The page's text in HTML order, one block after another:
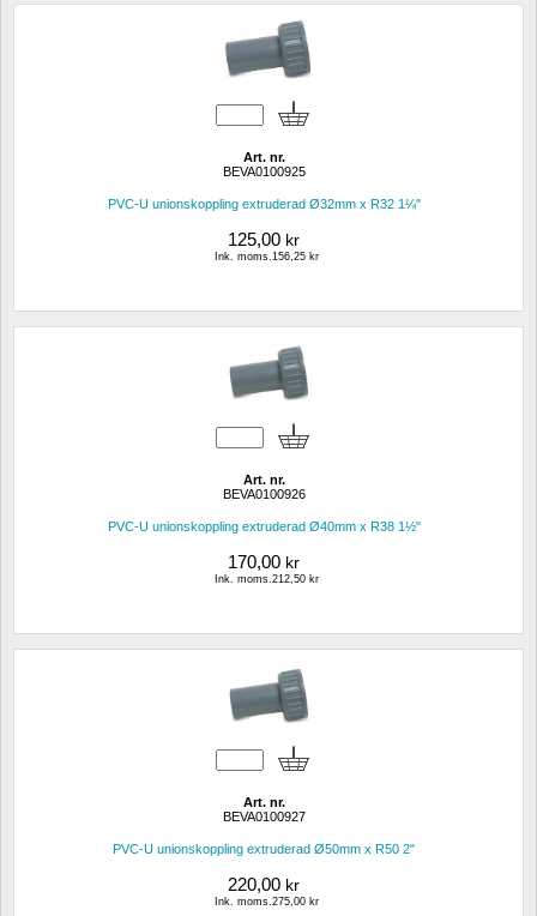
Art. nr.
BEVA0100925
PVC-U unionskoppling extruderad Ø32mm x R32 1¼"
125,00 kr
Ink. moms.156,25 kr
Art. nr.
BEVA0100926
PVC-U unionskoppling extruderad Ø40mm x R38 1½"
170,00 kr
Ink. moms.212,50 kr
Art. nr.
BEVA0100927
PVC-U unionskoppling extruderad Ø50mm x R50 2"
220,00 kr
Ink. moms.275,00 kr